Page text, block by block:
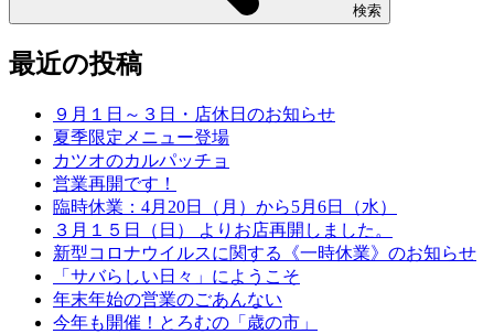
検索
最近の投稿
９月１日～３日・店休日のお知らせ
夏季限定メニュー登場
カツオのカルパッチョ
営業再開です！
臨時休業：4月20日（月）から5月6日（水）
３月１５日（日） よりお店再開しました。
新型コロナウイルスに関する《一時休業》のお知らせ
「サバらしい日々」にようこそ
年末年始の営業のごあんない
今年も開催！とろむの「歳の市」